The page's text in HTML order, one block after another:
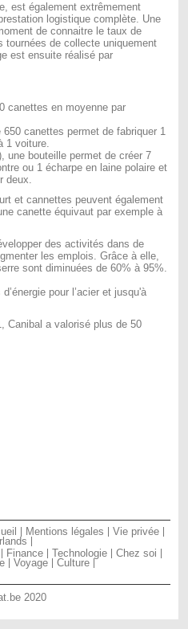
est également extrêmement
logistique complète. Une
de connaitre le taux de
tournées de collecte uniquement
est ensuite réalisé par
canettes en moyenne par
canettes permet de fabriquer 1
1 voiture.
une bouteille permet de créer 7
ou 1 écharpe en laine polaire et
deux.
et cannettes peuvent également
canette équivaut par exemple à
des activités dans de
les emplois. Grâce à elle,
sont diminuées de 60% à 95%.
pour l’acier et jusqu'à
Canibal a valorisé plus de 50
Mentions légales
Vie privée
Finance Technologie
Chez soi
Voyage
Culture
2020